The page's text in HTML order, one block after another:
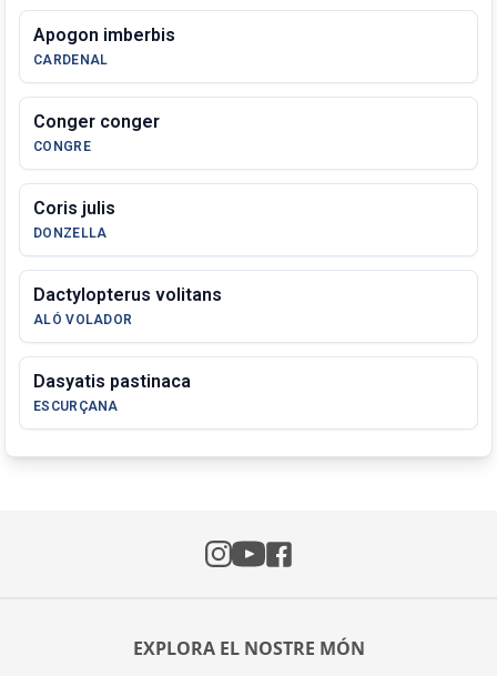
Apogon imberbis
CARDENAL
Conger conger
CONGRE
Coris julis
DONZELLA
Dactylopterus volitans
ALÓ VOLADOR
Dasyatis pastinaca
ESCURÇANA
EXPLORA EL NOSTRE MÓN